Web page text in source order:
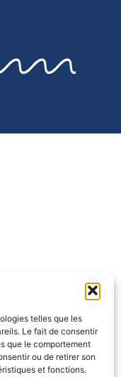
telles que les
Le fait de consentir
que le comportement
ou de retirer son
et fonctions.